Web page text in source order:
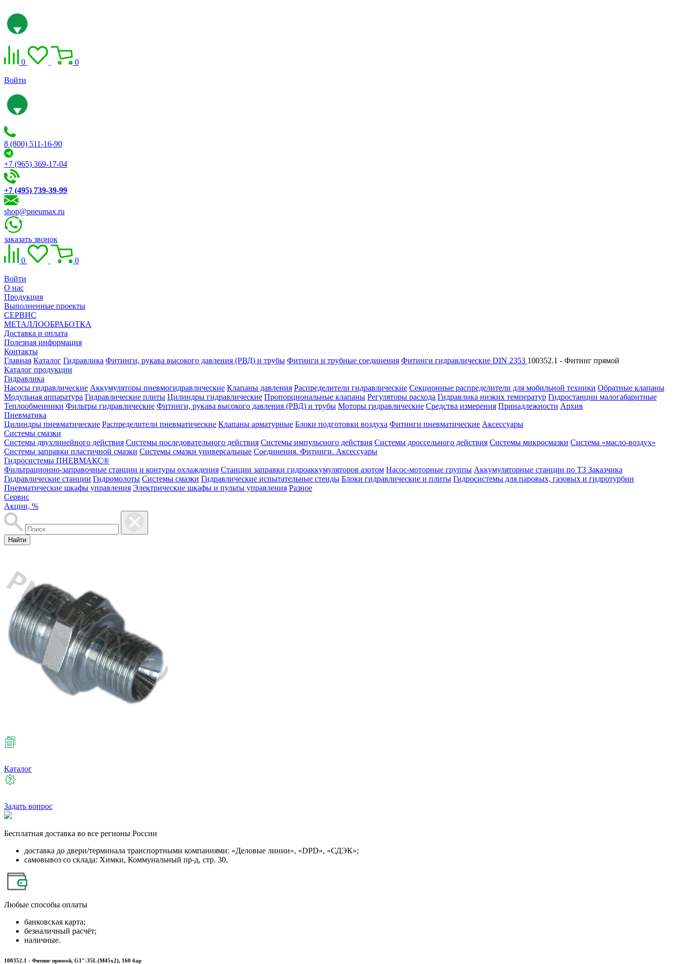
0 0
Войти
8 (800) 511-16-90
+7 (965) 369-17-04
+7 (495) 739-39-99
shop@pneumax.ru
заказать звонок
0 0
Войти
О нас
Продукция
Выполненные проекты
СЕРВИС
МЕТАЛЛООБРАБОТКА
Доставка и оплата
Полезная информация
Контакты
Главная Каталог Гидравлика Фитинги, рукава высокого давления (РВД) и трубы Фитинги и трубные соединения Фитинги гидравлические DIN 2353 100352.1 - Фитинг прямой
Каталог продукции
Гидравлика
Насосы гидравлические Аккумуляторы пневмогидравлические Клапаны давления Распределители гидравлические Секционные распределители для мобильной техники Обратные клапаны
Модульная аппаратура Гидравлические плиты Цилиндры гидравлические Пропорциональные клапаны Регуляторы расхода Гидравлика низких температур Гидростанции малогабаритные
Теплообменники Фильтры гидравлические Фитинги, рукава высокого давления (РВД) и трубы Моторы гидравлические Средства измерения Принадлежности Архив
Пневматика
Цилиндры пневматические Распределители пневматические Клапаны арматурные Блоки подготовки воздуха Фитинги пневматические Аксессуары
Системы смазки
Системы двухлинейного действия Системы последовательного действия Системы импульсного действия Системы дроссельного действия Системы микросмазки Система «масло-воздух»
Системы заправки пластичной смазки Системы смазки универсальные Соединения. Фитинги. Аксессуары
Гидросистемы ПНЕВМАКС®
Фильтрационно-заправочные станции и контуры охлаждения Станции заправки гидроаккумуляторов азотом Насос-моторные группы Аккумуляторные станции по ТЗ Заказчика
Гидравлические станции Гидромолоты Системы смазки Гидравлические испытательные стенды Блоки гидравлические и плиты Гидросистемы для паровых, газовых и гидротурбин
Пневматические шкафы управления Электрические шкафы и пульты управления Разное
Сервис
Акции, %
Найти
Каталог
Задать вопрос
Бесплатная доставка во все регионы России
доставка до двери/терминала транспортными компаниями: «Деловые линии», «DPD», «СДЭК»;
самовывоз со склада: Химки, Коммунальный пр-д, стр. 30.
Любые способы оплаты
банковская карта;
безналичный расчёт;
наличные.
100352.1 - Фитинг прямой, G1"-35L (М45х2), 160 бар